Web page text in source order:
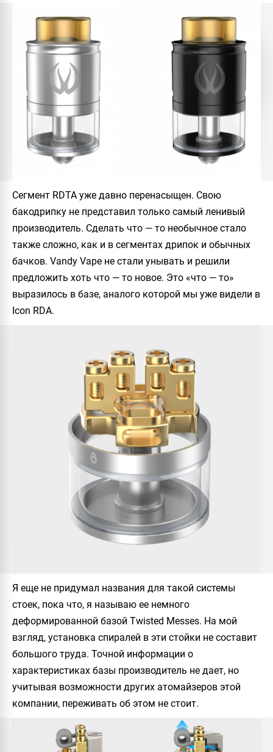
Сегмент RDTA уже давно перенасыщен. Свою
бакодрипку не представил только самый ленивый
производитель. Сделать что — то необычное стало
также сложно, как и в сегментах дрипок и обычных
бачков. Vandy Vape не стали унывать и решили
предложить хоть что — то новое. Это «что — то»
выразилось в базе, аналого которой мы уже видели в
Icon RDA.
Я еще не придумал названия для такой системы
стоек, пока что, я называю ее немного
деформированной базой Twisted Messes. На мой
взгляд, установка спиралей в эти стойки не составит
большого труда. Точной информации о
характеристиках базы производитель не дает, но
учитывая возможности других атомайзеров этой
компании, переживать об этом не стоит.